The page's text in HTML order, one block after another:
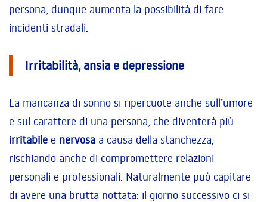
persona, dunque aumenta la possibilità di fare
incidenti stradali.
Irritabilità, ansia e depressione
La mancanza di sonno si ripercuote anche sull’umore
e sul carattere di una persona, che diventerà più
irritabile e nervosa a causa della stanchezza,
rischiando anche di compromettere relazioni
personali e professionali. Naturalmente può capitare
di avere una brutta nottata: il giorno successivo ci si